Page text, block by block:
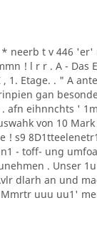
neerb t v 446
! l r r . A - Das
1. Etage. . " A
gan
afn eihnnchts '
von 10
! s9
- toff- ung
. Unser
dlarh an und
uuu uu1'